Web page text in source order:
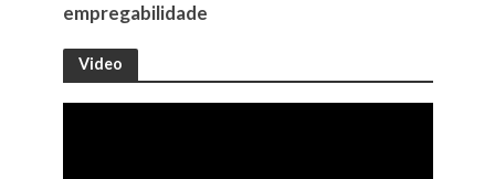
empregabilidade
Video